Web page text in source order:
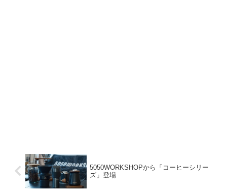
5050WORKSHOPから「コーヒーシリー
ズ」登場